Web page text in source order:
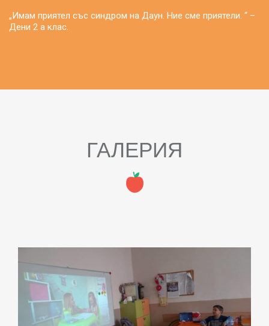
„Имам приятел със синдром на Даун. Ние сме приятели. “ –
Дени 2 а клас.
ГАЛЕРИЯ